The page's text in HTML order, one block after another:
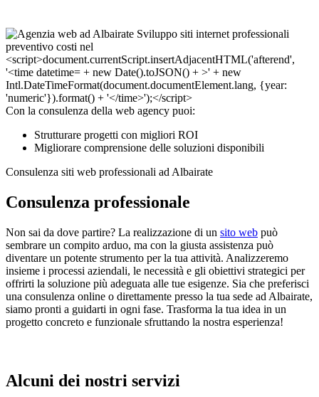
Con la consulenza della web agency puoi:
Strutturare progetti con migliori ROI
Migliorare comprensione delle soluzioni disponibili
Consulenza siti web professionali ad Albairate
Consulenza professionale
Non sai da dove partire? La realizzazione di un sito web può
sembrare un compito arduo, ma con la giusta assistenza può
diventare un potente strumento per la tua attività. Analizzeremo
insieme i processi aziendali, le necessità e gli obiettivi strategici per
offrirti la soluzione più adeguata alle tue esigenze. Sia che preferisci
una consulenza online o direttamente presso la tua sede ad Albairate,
siamo pronti a guidarti in ogni fase. Trasforma la tua idea in un
progetto concreto e funzionale sfruttando la nostra esperienza!
Alcuni dei nostri servizi